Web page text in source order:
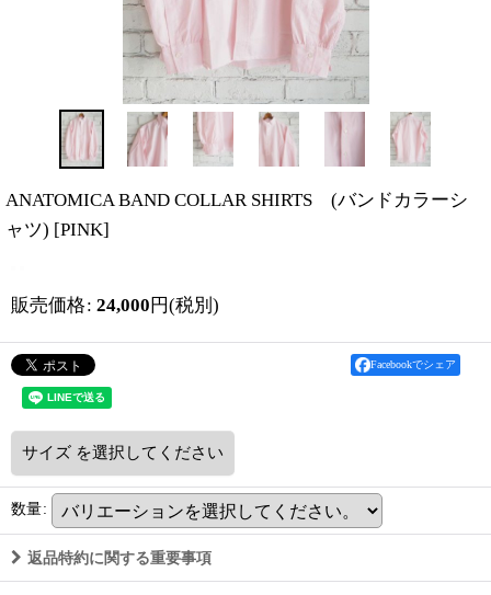
ANATOMICA BAND COLLAR SHIRTS (バンドカラーシ
ャツ) [PINK]
販売価格: 24,000 円(税別)
Facebookでシェア
サイズ を選択してください
数量:
返品特約に関する重要事項